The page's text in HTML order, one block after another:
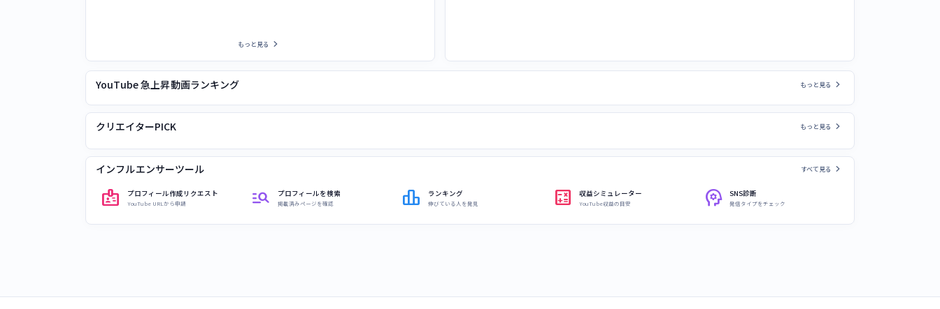
もっと見る chevron_right
YouTube 急上昇動画ランキング もっと見る chevron_right
クリエイターPICK もっと見る chevron_right
インフルエンサーツール すべて見る chevron_right
badge プロフィール作成リクエスト
YouTube URLから申請 manage_search プロフィールを検索
掲載済みページを確認 leaderboard ランキング
伸びている人を発見 calculate 収益シミュレーター
YouTube収益の目安 psychology SNS診断
発信タイプをチェック